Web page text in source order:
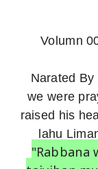
Volumn
Narated
we were
raised his
lahu
"Rabbana